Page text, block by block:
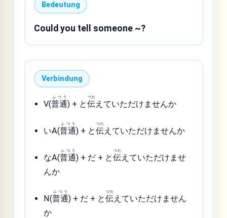
Bedeutung
Could you tell someone ~?
Verbindung
V(普通
ふつう
) + と伝
つた
えていただけませんか
いA(普通
ふつう
) + と伝
つた
えていただけませんか
なA(普通
ふつう
) + だ + と伝
つた
えていただけませ
んか
N(普通
ふつう
) + だ + と伝
つた
えていただけません
か